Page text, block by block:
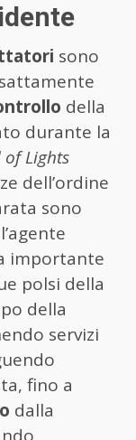
sono
della
durante la
Lights
dell’ordine
sono
importante
polsi della
della
servizi
fino a
dalla